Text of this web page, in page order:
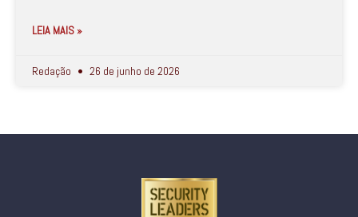
LEIA MAIS »
Redação 26 de junho de 2026